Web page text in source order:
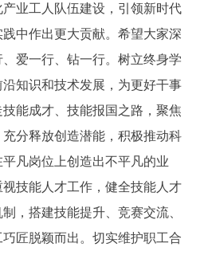
业工人队伍建设，引领新时代
中作出更大贡献。希望大家深
爱一行、钻一行。树立终身学
知识和技术发展，为更好干事
能成才、技能报国之路，聚焦
分释放创造潜能，积极推动科
凡岗位上创造出不平凡的业
技能人才工作，健全技能人才
，搭建技能提升、竞赛交流、
匠脱颖而出。切实维护职工合